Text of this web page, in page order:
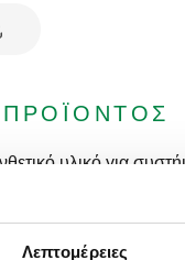
Λεπτομέρειες
υλικό για
συνθετικό υλικό,